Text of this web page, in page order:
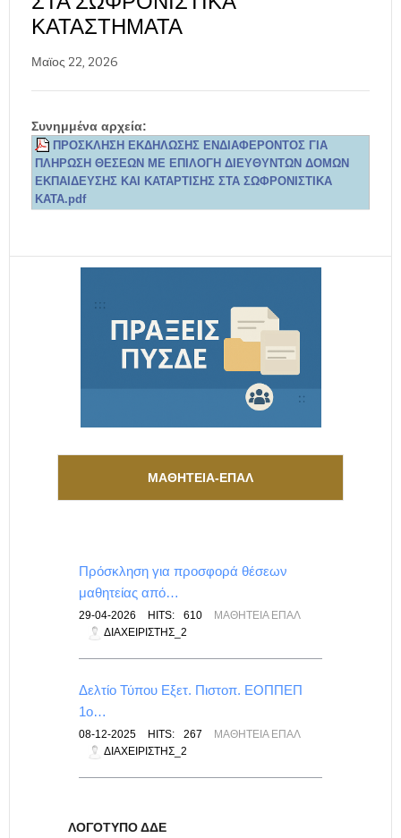
ΚΑΤΑΣΤΉΜΑΤΑ
Μαϊος 22, 2026
Συνημμένα αρχεία:
ΠΡΟΣΚΛΗΣΗ ΕΚΔΗΛΩΣΗΣ ΕΝΔΙΑΦΕΡΟΝΤΟΣ ΓΙΑ
ΠΛΗΡΩΣΗ ΘΕΣΕΩΝ ΜΕ ΕΠΙΛΟΓΗ ΔΙΕΥΘΥΝΤΩΝ ΔΟΜΩΝ
ΕΚΠΑΙΔΕΥΣΗΣ ΚΑΙ ΚΑΤΑΡΤΙΣΗΣ ΣΤΑ ΣΩΦΡΟΝΙΣΤΙΚΑ
ΚΑΤΑ.pdf
ΜΑΘΗΤΕΙΑ-ΕΠΑΛ
Πρόσκληση για προσφορά θέσεων
μαθητείας από…
29-04-2026 HITS: 610
ΜΑΘΗΤΕΊΑ ΕΠΑΛ
ΔΙΑΧΕΙΡΙΣΤΉΣ_2
Δελτίο Τύπου Εξετ. Πιστοπ. ΕΟΠΠΕΠ
1ο…
08-12-2025 HITS: 267
ΜΑΘΗΤΕΊΑ ΕΠΑΛ
ΔΙΑΧΕΙΡΙΣΤΉΣ_2
ΛΟΓΌΤΥΠΟ ΔΔΕ